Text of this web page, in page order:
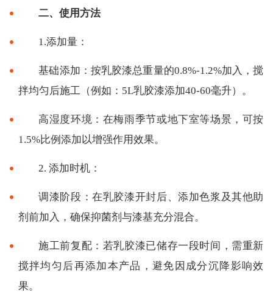
二、使用方法
1.添加量：
基础添加：按乳胶漆总重量的0.8%-1.2%加入，搅
拌均匀后施工（例如：5L乳胶漆添加40-60毫升）。
高湿度环境：在梅雨季节或地下室等场景，可按
1.5%比例添加以增强作用效果。
2. 添加时机：
调漆阶段：在乳胶漆开封后、添加色浆及其他助
剂前加入，确保抑菌剂与漆基充分混合。
施工前复配：若乳胶漆已储存一段时间，需重新
搅拌均匀后再添加本产品，避免因成分沉降影响效
果。